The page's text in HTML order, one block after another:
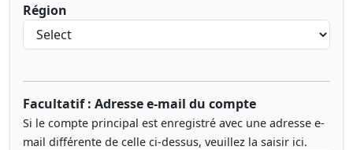
Région
Facultatif : Adresse e-mail du compte
Si le compte principal est enregistré avec une adresse e-
mail différente de celle ci-dessus, veuillez la saisir ici.